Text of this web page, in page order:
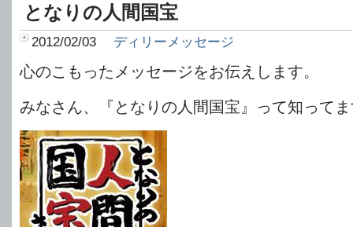
となりの人間国宝
2012/02/03 ディリーメッセージ
心のこもったメッセージをお伝えします。
みなさん、『となりの人間国宝』って知って